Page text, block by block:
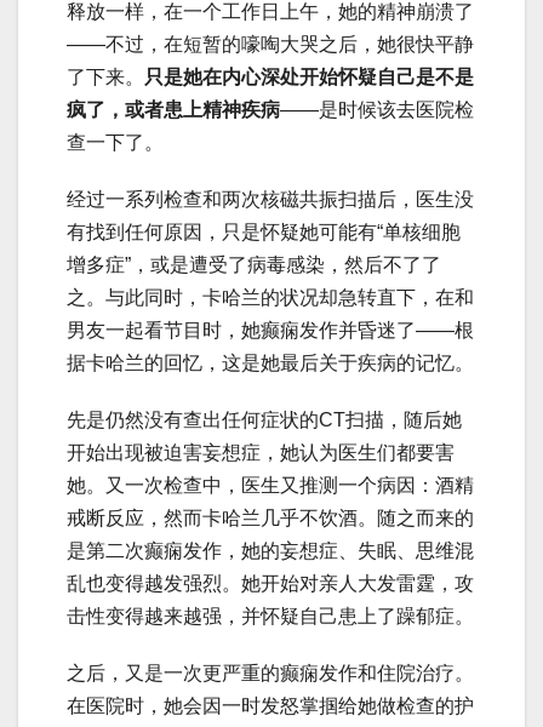
释放一样，在一个工作日上午，她的精神崩溃了
——不过，在短暂的嚎啕大哭之后，她很快平静
了下来。
只是她在内心深处开始怀疑自己是不是
疯了，或者患上精神疾病——是时候该去医院检
查一下了。
经过一系列检查和两次核磁共振扫描后，医生没
有找到任何原因，只是怀疑她可能有“单核细胞
增多症”，或是遭受了病毒感染，然后不了了
之。与此同时，卡哈兰的状况却急转直下，在和
男友一起看节目时，她癫痫发作并昏迷了——根
据卡哈兰的回忆，这是她最后关于疾病的记忆。
先是仍然没有查出任何症状的CT扫描，随后她
开始出现被迫害妄想症，她认为医生们都要害
她。又一次检查中，医生又推测一个病因：酒精
戒断反应，然而卡哈兰几乎不饮酒。随之而来的
是第二次癫痫发作，她的妄想症、失眠、思维混
乱也变得越发强烈。她开始对亲人大发雷霆，攻
击性变得越来越强，并怀疑自己患上了躁郁症。
之后，又是一次更严重的癫痫发作和住院治疗。
在医院时，她会因一时发怒掌掴给她做检查的护